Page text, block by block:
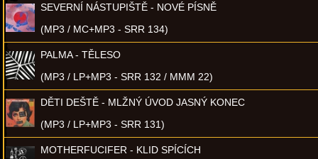
SEVERNÍ NÁSTUPIŠTĚ - NOVÉ PÍSNĚ
(MP3 / MC+MP3 - SRR 134)
PALMA - TĚLESO
(MP3 / LP+MP3 - SRR 132 / MMM 22)
DĚTI DEŠTĚ - MLŽNÝ ÚVOD JASNÝ KONEC
(MP3 / LP+MP3 - SRR 131)
MOTHERFUCIFER - KLID SPÍCÍCH